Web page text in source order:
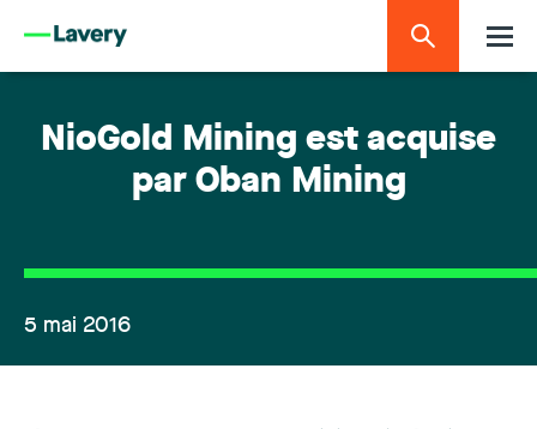
NioGold Mining est acquise
par Oban Mining
5 mai 2016